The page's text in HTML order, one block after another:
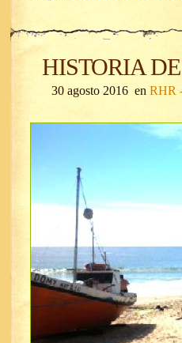
HISTORIA
30 agosto 2016 en RHR